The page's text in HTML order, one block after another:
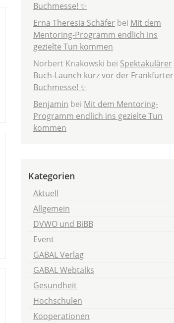
Buchmesse! ✨
Erna Theresia Schäfer bei Mit dem
Mentoring-Programm endlich ins
gezielte Tun kommen
Norbert Knakowski bei Spektakulärer
Buch-Launch kurz vor der Frankfurter
Buchmesse! ✨
Benjamin bei Mit dem Mentoring-
Programm endlich ins gezielte Tun
kommen
Kategorien
Aktuell
Allgemein
DVWO und BiBB
Event
GABAL Verlag
GABAL Webtalks
Gesundheit
Hochschulen
Kooperationen